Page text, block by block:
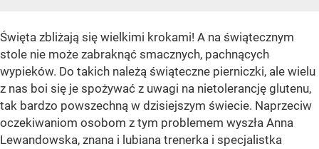
Święta zbliżają się wielkimi krokami! A na świątecznym
stole nie może zabraknąć smacznych, pachnących
wypieków. Do takich należą świąteczne pierniczki, ale wielu
z nas boi się je spożywać z uwagi na nietolerancję glutenu,
tak bardzo powszechną w dzisiejszym świecie. Naprzeciw
oczekiwaniom osobom z tym problemem wyszła Anna
Lewandowska, znana i lubiana trenerka i specjalistka